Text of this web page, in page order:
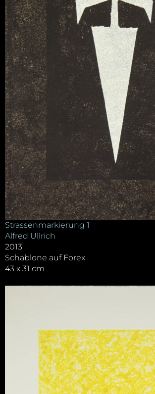
Strassenmarkierung 1
Alfred Ullrich
2013
Schablone auf Forex
43 x 31 cm